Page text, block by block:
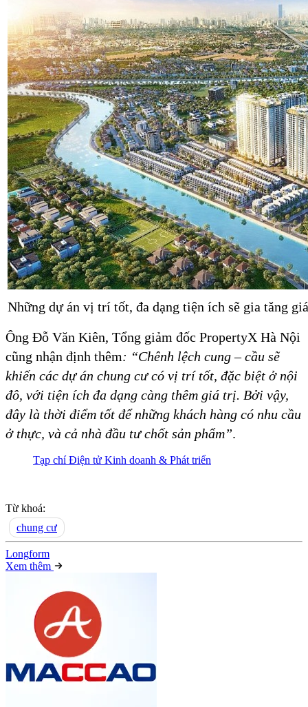
Những dự án vị trí tốt, đa dạng tiện ích sẽ gia tăng
Ông Đỗ Văn Kiên, Tổng giảm đốc PropertyX Hà Nội
cũng nhận định thêm: “Chênh lệch cung – cầu sẽ
khiến các dự án chung cư có vị trí tốt, đặc biệt ở nội
đô, với tiện ích đa dạng càng thêm giá trị. Bởi vậy,
đây là thời điểm tốt để những khách hàng có nhu cầu
ở thực, và cả nhà đầu tư chốt sản phẩm”.
Tạp chí Điện tử Kinh doanh & Phát triển
Từ khoá:
chung cư
Longform
Xem thêm